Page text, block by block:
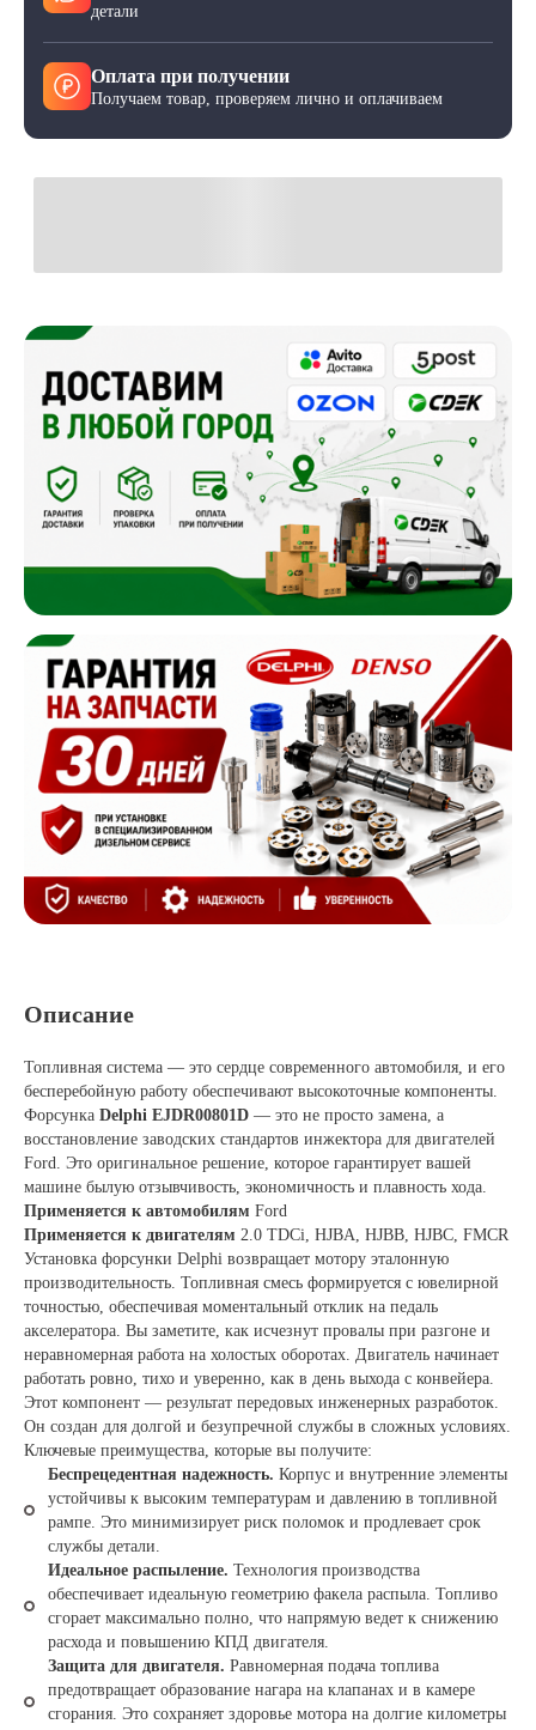
детали
Оплата при получении
Получаем товар, проверяем лично и оплачиваем
Описание
Топливная система — это сердце современного автомобиля, и его
бесперебойную работу обеспечивают высокоточные компоненты.
Форсунка Delphi EJDR00801D — это не просто замена, а
восстановление заводских стандартов инжектора для двигателей
Ford. Это оригинальное решение, которое гарантирует вашей
машине былую отзывчивость, экономичность и плавность хода.
Применяется к автомобилям Ford
Применяется к двигателям 2.0 TDCi, HJBA, HJBB, HJBC, FMCR
Установка форсунки Delphi возвращает мотору эталонную
производительность. Топливная смесь формируется с ювелирной
точностью, обеспечивая моментальный отклик на педаль
акселератора. Вы заметите, как исчезнут провалы при разгоне и
неравномерная работа на холостых оборотах. Двигатель начинает
работать ровно, тихо и уверенно, как в день выхода с конвейера.
Этот компонент — результат передовых инженерных разработок.
Он создан для долгой и безупречной службы в сложных условиях.
Ключевые преимущества, которые вы получите:
Беспрецедентная надежность. Корпус и внутренние элементы
устойчивы к высоким температурам и давлению в топливной
рампе. Это минимизирует риск поломок и продлевает срок
службы детали.
Идеальное распыление. Технология производства
обеспечивает идеальную геометрию факела распыла. Топливо
сгорает максимально полно, что напрямую ведет к снижению
расхода и повышению КПД двигателя.
Защита для двигателя. Равномерная подача топлива
предотвращает образование нагара на клапанах и в камере
сгорания. Это сохраняет здоровье мотора на долгие километры